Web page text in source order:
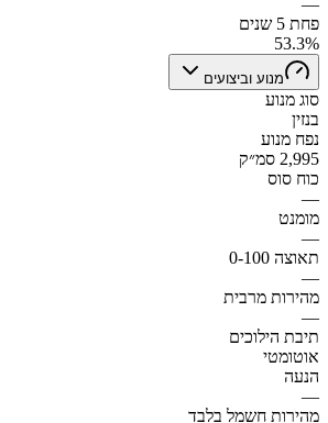
פחת 5 שנים
53.3%
מנוע וביצועים
סוג מנוע
בנזין
נפח מנוע
2,995 סמ״ק
כוח סוס
—
מומנט
—
תאוצה 0-100
—
מהירות מרבית
—
תיבת הילוכים
אוטומטי
הנעה
—
מהירות חשמל בלבד